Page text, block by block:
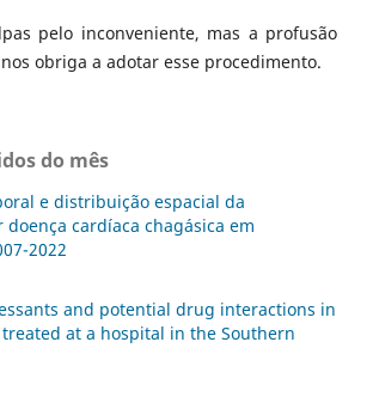
pelo inconveniente, mas a profusão
obriga a adotar esse procedimento.
do mês
e distribuição espacial da
cardíaca chagásica em
2022
and potential drug interactions in
at a hospital in the Southern